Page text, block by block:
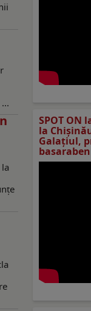
SPOT ON
la
Galațiul,